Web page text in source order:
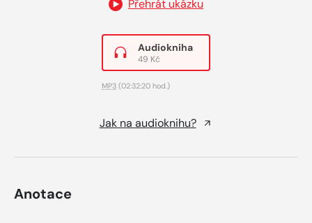
Přehrát ukázku
Audiokniha
49 Kč
MP3 (02:32:20 hod.)
Jak na audioknihu?
Anotace